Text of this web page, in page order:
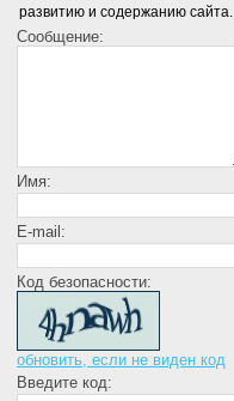
развитию и содержанию сайта.
Сообщение:
Имя:
E-mail:
Код безопасности:
обновить, если не виден код
Введите код: